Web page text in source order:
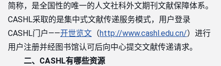
简称，是全国性的唯一的人文社科外文期刊文献保障体系。
CASHL采取的是集中式文献传递服务模式，用户登录
CASHL门户——开世览文 （http://www.cashl.edu.cn/）进行
用户注册并经图书馆认可后向中心提交文献传递请求。
二、 CASHL有哪些资源